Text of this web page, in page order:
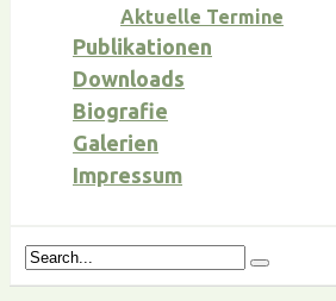
Aktuelle Termine
Publikationen
Downloads
Biografie
Galerien
Impressum